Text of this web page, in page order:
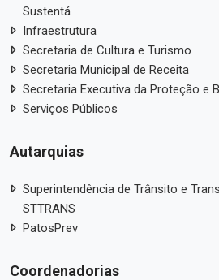
Sustentá
Infraestrutura
Secretaria de Cultura e Turismo
Secretaria Municipal de Receita
Secretaria Executiva da Proteção e
Serviços Públicos
Autarquias
Superintendência de Trânsito e
STTRANS
PatosPrev
Coordenadorias